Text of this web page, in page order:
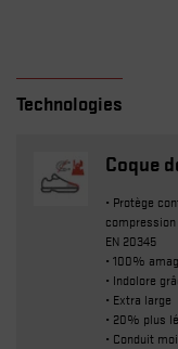
Technologies
Coque
• Protège
EN 20345
• 100%
• Indolore
• Extra large
• 20% plus
• Conduit